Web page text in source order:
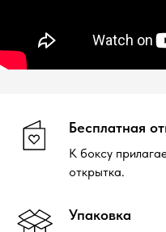
Бесплатная
К боксу
открытка.
Упаковка